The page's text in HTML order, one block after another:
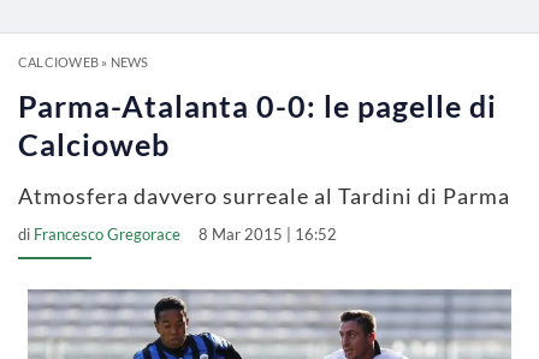
CALCIOWEB» NEWS
Parma-Atalanta 0-0: le pagelle di
Calcioweb
Atmosfera davvero surreale al Tardini di Parma
di Francesco Gregorace 8 Mar 2015 | 16:52